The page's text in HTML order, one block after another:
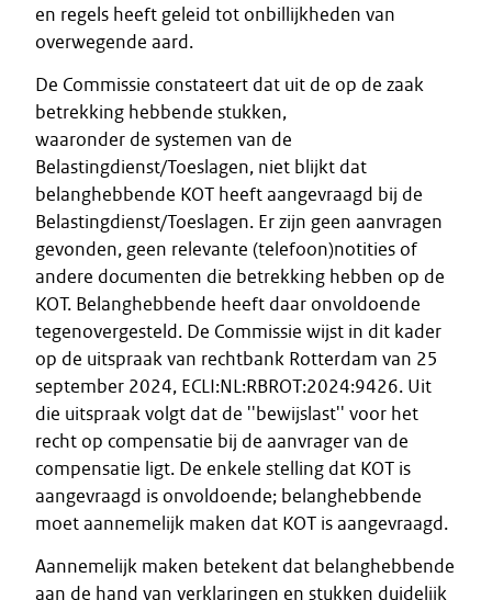
en regels heeft geleid tot onbillijkheden van
overwegende aard.
De Commissie constateert dat uit de op de zaak
betrekking hebbende stukken,
waaronder de systemen van de
Belastingdienst/Toeslagen, niet blijkt dat
belanghebbende KOT heeft aangevraagd bij de
Belastingdienst/Toeslagen. Er zijn geen aanvragen
gevonden, geen relevante (telefoon)notities of
andere documenten die betrekking hebben op de
KOT. Belanghebbende heeft daar onvoldoende
tegenovergesteld. De Commissie wijst in dit kader
op de uitspraak van rechtbank Rotterdam van 25
september 2024, ECLI:NL:RBROT:2024:9426. Uit
die uitspraak volgt dat de ''bewijslast'' voor het
recht op compensatie bij de aanvrager van de
compensatie ligt. De enkele stelling dat KOT is
aangevraagd is onvoldoende; belanghebbende
moet aannemelijk maken dat KOT is aangevraagd.
Aannemelijk maken betekent dat belanghebbende
aan de hand van verklaringen en stukken duidelijk